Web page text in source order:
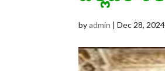
byadmin |Dec 28, 2024